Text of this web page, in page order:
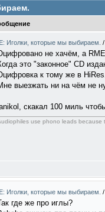
Иголки, которые мы выбираем. /
не хачём, а
это "законное" CD
к тому же в
выезжать ни на чём не
скакал 100 миль
use phono leads because
Иголки, которые мы выбираем. /
где же про иглы?